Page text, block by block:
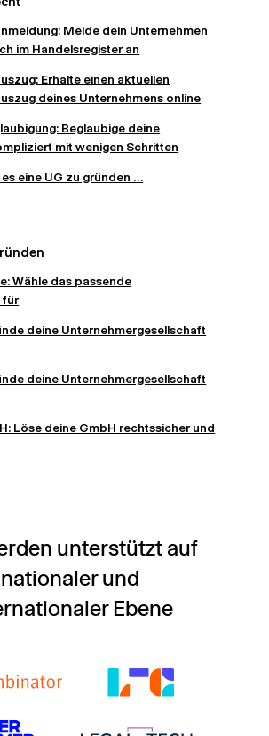
Melde dein Unternehmen
im Handelsregister an
Erhalte einen aktuellen
deines Unternehmens online
Beglaubige deine
mit wenigen Schritten
eine UG zu gründen ...
Wähle das passende
für
deine Unternehmergesellschaft
deine Unternehmergesellschaft
Löse deine GmbH rechtssicher und
unterstützt auf
nationaler und
Ebene